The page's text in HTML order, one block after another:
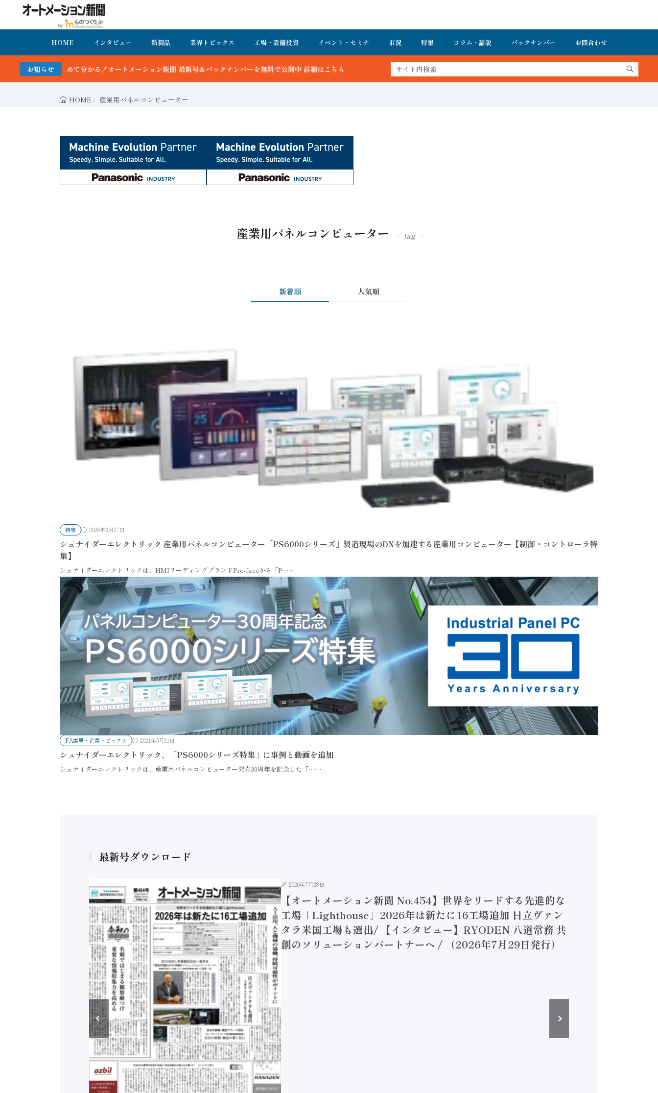
HOME インタビュー 新製品 業界トピックス 工場・設備投資 イベント・セミナ 市況 特集 コラム・論説 バックナンバー お問合わせ
お知らせ
る！オートメーション新聞 最新号＆バックナンバーを無料で公開中 詳細はこちら
HOME 産業用パネルコンピューター
産業用パネルコンピューター tag
新着順 人気順
特集 2026年2月27日
シュナイダーエレクトリック 産業用パネルコンピューター「PS6000シリーズ」製造現場のDXを加速する産業用コンピューター【制御・コントローラ特
集】
シュナイダーエレクトリックは、HMIリーディングブランドPro-faceから「P……
FA業界・企業トピックス 2021年5月21日
シュナイダーエレクトリック、「PS6000シリーズ特集」に事例と動画を追加
シュナイダーエレクトリックは、産業用パネルコンピューター発売30周年を記念した「……
最新号ダウンロード
2026年7月28日
【オートメーション新聞 No.454】世界をリードする先進的な
工場「Lighthouse」2026年は新たに16工場追加 日立ヴァン
タラ米国工場も選出/ 【インタビュー】RYODEN 八道常務 共
創のソリューションパートナーへ / （2026年7月29日発行）